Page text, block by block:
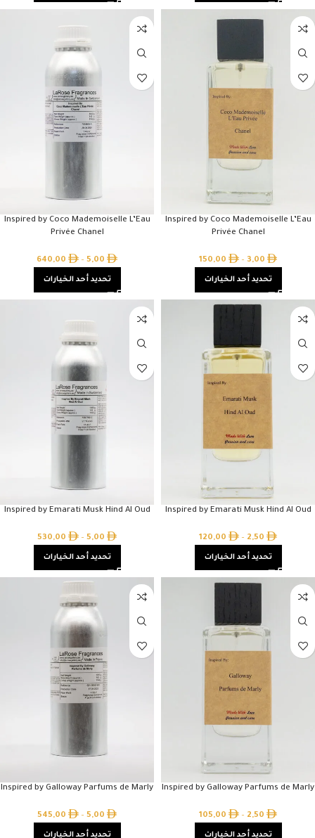
Inspired by Coco Mademoiselle L’Eau
Privée Chanel
3,00
–
150,00
تحديد أحد الخيارات
Inspired by Coco Mademoiselle L’Eau
Privée Chanel
5,00
–
640,00
تحديد أحد الخيارات
Inspired by Emarati Musk Hind Al Oud
2,50
–
120,00
تحديد أحد الخيارات
Inspired by Emarati Musk Hind Al Oud
5,00
–
530,00
تحديد أحد الخيارات
Inspired by Galloway Parfums de Marly
2,50
–
105,00
تحديد أحد الخيارات
Inspired by Galloway Parfums de Marly
5,00
–
545,00
تحديد أحد الخيارات